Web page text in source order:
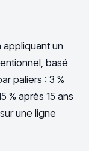
appliquant un
basé
paliers : 3 %
% après 15 ans
une ligne